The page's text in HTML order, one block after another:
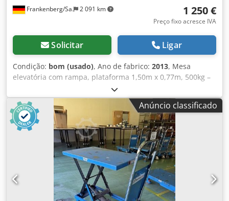
Frankenberg/Sa. 2 091 km 1 250 €
Preço fixo acresce IVA
Solicitar Ligar
Condição: bom (usado), Ano de fabrico: 2013, Mesa
elevatória com rampa, plataforma 1,50m x 0,77m, 500kg –
usado – : Preço à saída: apenas 1.250.-€ (líquido),
desmontado, embalado e carregado! Fabricante: Intraboss
Modelo: ELS 0.5 10-5G-SO Ano de fabrico: 2013 Capacidade
de carga: 500kg Dimensões da plataforma: Profundidade
aprox. 1,50m Largura: aprox. 0,77m Altura de montagem:
aprox. 20cm Dsdpfx Afswxvznevokr Altura de elevação a
partir do solo: aprox. 1,17m Peso próprio: 300kg 400V,
tensão de comando 24V, 1,1kW, IP 54 Estado: bom
Disponibilidade: imediata Localização: armazém
Frankenberg (Saxónia)
Anúncio classificado